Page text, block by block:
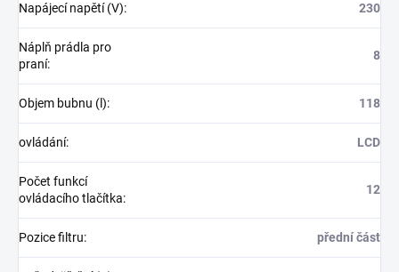
Napájecí napětí (V): 230
Náplň prádla pro
praní:
8
Objem bubnu (l): 118
ovládání: LCD
Počet funkcí
ovládacího tlačítka:
12
Pozice filtru: přední část